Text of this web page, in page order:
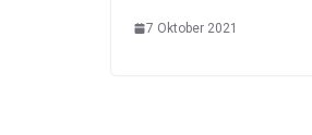
7 Oktober 2021